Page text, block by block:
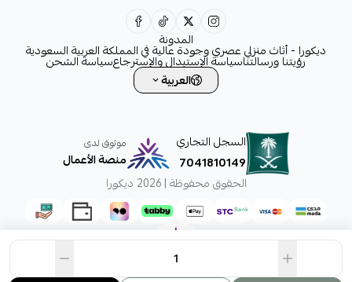
المدونة
ديكورا - أثاث منزلي عصري وجودة عالية في المملكة العربية السعودية
رؤيتنا ورسالتناسياسة الإستبدال والإسترجاعسياسة الشحن
العربية
السجل التجاري
7041810149
موثوق لدى
منصة الأعمال
الحقوق محفوظة | 2026
ديكورا